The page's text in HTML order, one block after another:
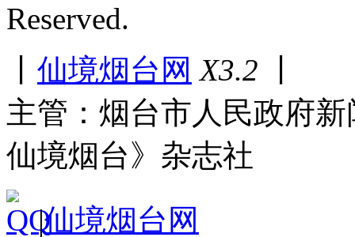
Reserved.
仙境烟台网 X3.2
主管：烟台市人民政府
仙境烟台》杂志社
|仙境烟台网